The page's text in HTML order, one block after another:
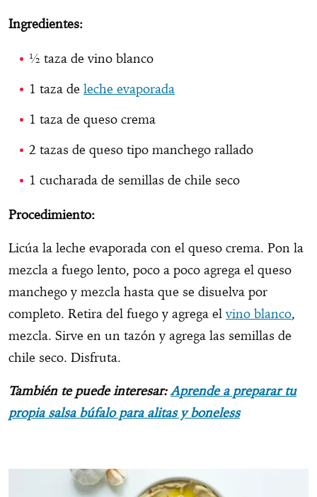
Ingredientes:
½ taza de vino blanco
1 taza de leche evaporada
1 taza de queso crema
2 tazas de queso tipo manchego rallado
1 cucharada de semillas de chile seco
Procedimiento:
Licúa la leche evaporada con el queso crema. Pon la
mezcla a fuego lento, poco a poco agrega el queso
manchego y mezcla hasta que se disuelva por
completo. Retira del fuego y agrega el vino blanco,
mezcla. Sirve en un tazón y agrega las semillas de
chile seco. Disfruta.
También te puede interesar:Aprende a preparar tu
propia salsa búfalo para alitas y boneless